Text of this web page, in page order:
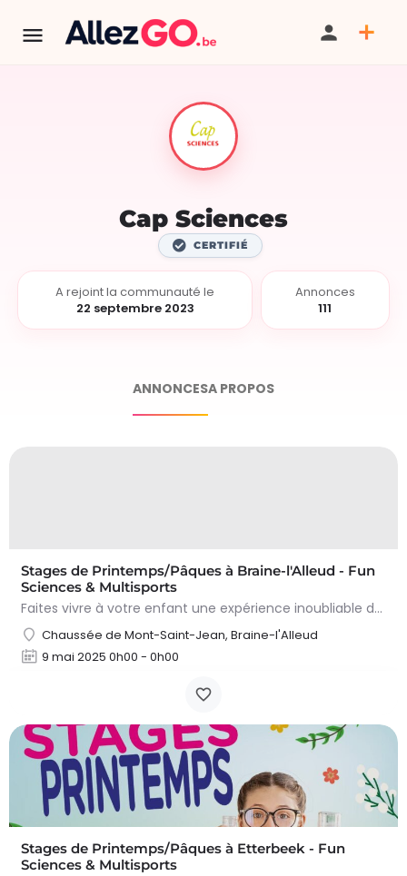
Cap Sciences
CERTIFIÉ
A rejoint la communauté le
22 septembre 2023
Annonces
111
ANNONCESA PROPOS
Stages de Printemps/Pâques à Braine-l'Alleud - Fun
Sciences & Multisports
Faites vivre à votre enfant une expérience inoubliable durant les vacances de Printemps (Pâques) en…
Chaussée de Mont-Saint-Jean, Braine-l'Alleud
9 mai 2025 0h00 - 0h00
Stages de Printemps/Pâques à Etterbeek - Fun
Sciences & Multisports